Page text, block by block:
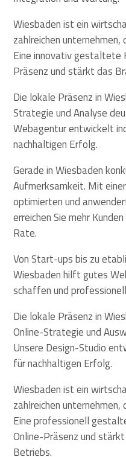
Wiesbaden ist ein
zahlreichen unternehmen,
Eine innovativ gestaltete
Präsenz und stärkt das
Die lokale Präsenz in
Strategie und Analyse
Webagentur entwickelt
nachhaltigen Erfolg.
Gerade in Wiesbaden
Aufmerksamkeit. Mit
optimierten und
erreichen Sie mehr
Rate.
Von Start-ups bis zu
Wiesbaden hilft gutes
schaffen und
Die lokale Präsenz in
Online-Strategie und
Unsere Design-Studio
für nachhaltigen Erfolg.
Wiesbaden ist ein
zahlreichen unternehmen,
Eine professionell
Online-Präsenz und
Betriebs.